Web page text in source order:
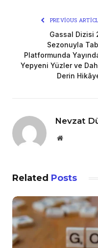
PREVIOUS
Gassal Dizisi
Sezonuyla
Platformunda
Yepyeni Yüzler ve
Derin
Nevzat
Website
Related Posts